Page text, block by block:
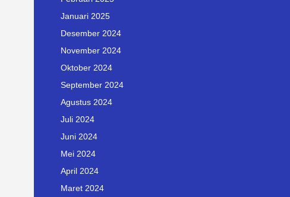
Januari 2025
Desember 2024
November 2024
Oktober 2024
September 2024
Agustus 2024
Juli 2024
Juni 2024
Mei 2024
April 2024
Maret 2024